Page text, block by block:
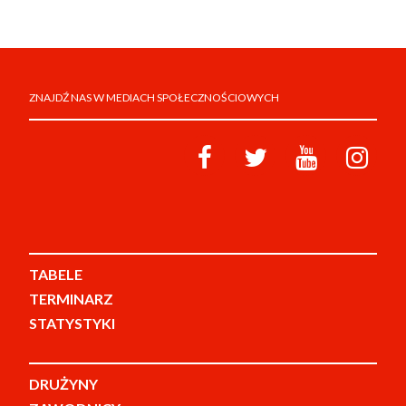
ZNAJDŹ NAS W MEDIACH SPOŁECZNOŚCIOWYCH
TABELE
TERMINARZ
STATYSTYKI
DRUŻYNY